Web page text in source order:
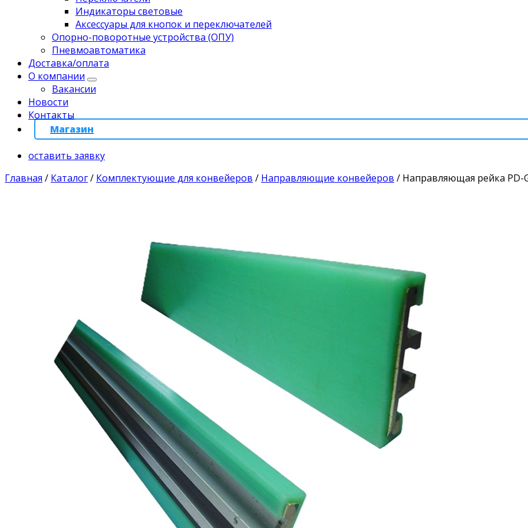
Индикаторы световые
Аксессуары для кнопок и переключателей
Опорно-поворотные устройства (ОПУ)
Пневмоавтоматика
Доставка/оплата
О компании
Вакансии
Новости
Контакты
Магазин
оставить заявку
Главная / Каталог/ Комплектующие для конвейеров / Направляющие конвейеров / Направляющая рейка PD-